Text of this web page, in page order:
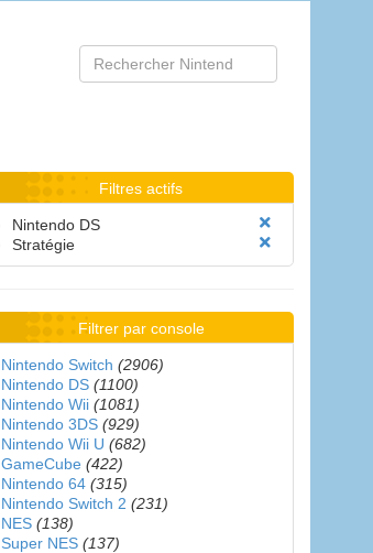
Filtres actifs
Nintendo DS
Stratégie
Filtrer par console
Nintendo Switch (2906)
Nintendo DS (1100)
Nintendo Wii (1081)
Nintendo 3DS (929)
Nintendo Wii U (682)
GameCube (422)
Nintendo 64 (315)
Nintendo Switch 2 (231)
NES (138)
Super NES (137)